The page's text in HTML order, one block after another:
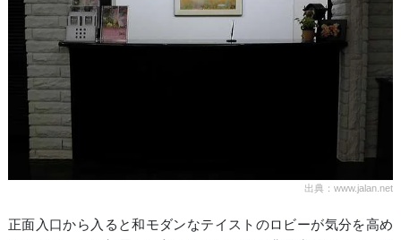
出典：www.jalan.net
正面入口から入ると和モダンなテイストのロビーが気分を高め